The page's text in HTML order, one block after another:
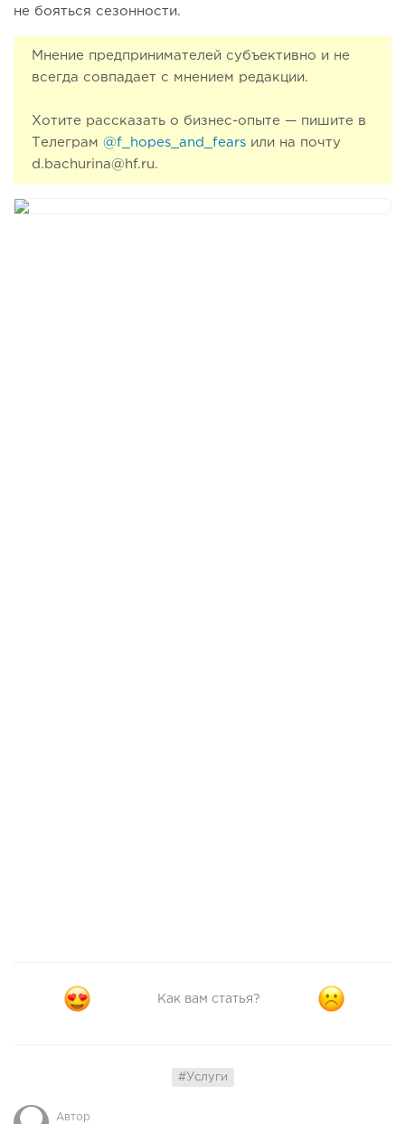
не бояться сезонности.
Мнение предпринимателей субъективно и не
всегда совпадает с мнением редакции.
Хотите рассказать о бизнес-опыте — пишите в
Телеграм @f_hopes_and_fears или на почту
d.bachurina@hf.ru.
Как вам статья?
#Услуги
Автор